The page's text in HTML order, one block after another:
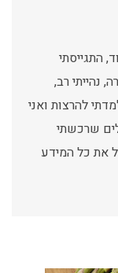
התגייסתי
נהייתי רב,
להרצות ואני
שרכשתי
את כל המידע